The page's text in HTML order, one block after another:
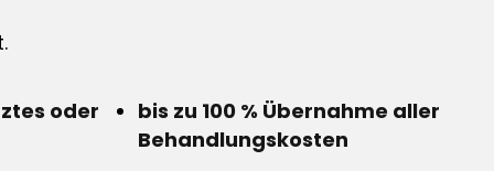
oder
bis zu 100 % Übernahme aller
Behandlungskosten